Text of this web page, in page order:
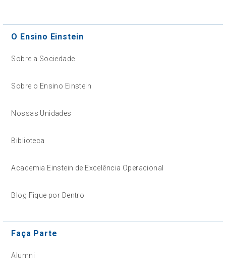
O Ensino Einstein
Sobre a Sociedade
Sobre o Ensino Einstein
Nossas Unidades
Biblioteca
Academia Einstein de Excelência Operacional
Blog Fique por Dentro
Faça Parte
Alumni